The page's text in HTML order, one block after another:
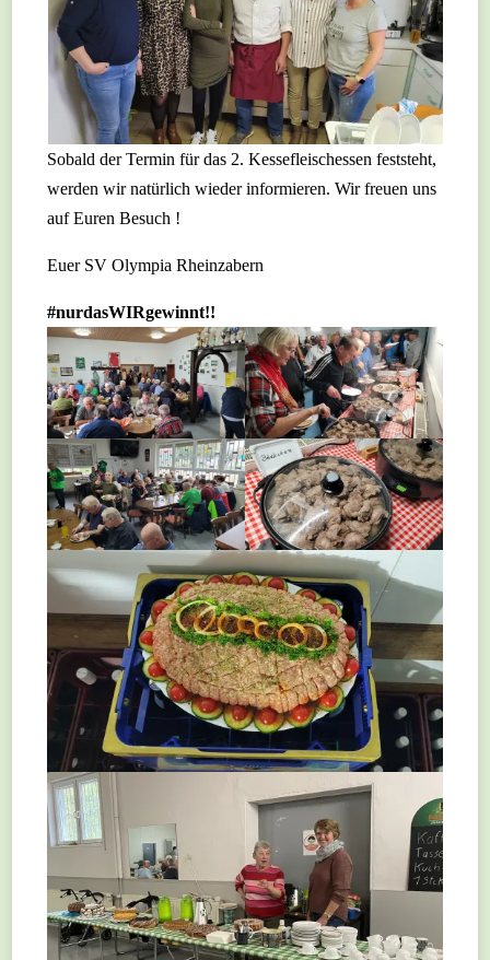
Sobald der Termin für das 2. Kessefleischessen feststeht,
werden wir natürlich wieder informieren. Wir freuen uns
auf Euren Besuch !
Euer SV Olympia Rheinzabern
#nurdasWIRgewinnt!!